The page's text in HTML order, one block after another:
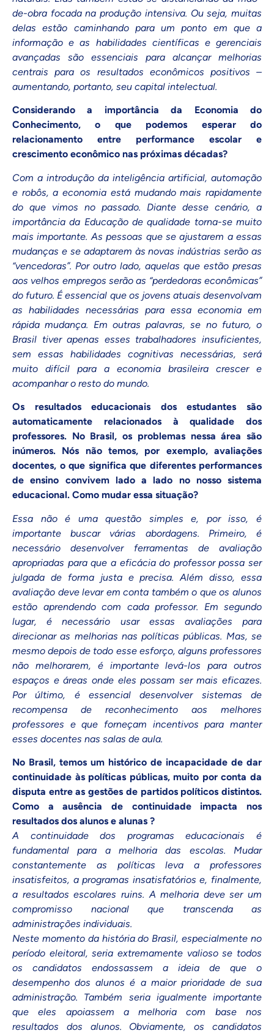
de-obra focada na produção intensiva. Ou seja, muitas
delas estão caminhando para um ponto em que a
informação e as habilidades científicas e gerenciais
avançadas são essenciais para alcançar melhorias
centrais para os resultados econômicos positivos –
aumentando, portanto, seu capital intelectual.
Considerando a importância da Economia do
Conhecimento, o que podemos esperar do
relacionamento entre performance escolar e
crescimento econômico nas próximas décadas?
Com a introdução da inteligência artificial, automação
e robôs, a economia está mudando mais rapidamente
do que vimos no passado. Diante desse cenário, a
importância da Educação de qualidade torna-se muito
mais importante. As pessoas que se ajustarem a essas
mudanças e se adaptarem às novas indústrias serão as
“vencedoras”. Por outro lado, aquelas que estão presas
aos velhos empregos serão as “perdedoras econômicas”
do futuro. É essencial que os jovens atuais desenvolvam
as habilidades necessárias para essa economia em
rápida mudança. Em outras palavras, se no futuro, o
Brasil tiver apenas esses trabalhadores insuficientes,
sem essas habilidades cognitivas necessárias, será
muito difícil para a economia brasileira crescer e
acompanhar o resto do mundo.
Os resultados educacionais dos estudantes são
automaticamente relacionados à qualidade dos
professores. No Brasil, os problemas nessa área são
inúmeros. Nós não temos, por exemplo, avaliações
docentes, o que significa que diferentes performances
de ensino convivem lado a lado no nosso sistema
educacional. Como mudar essa situação?
Essa não é uma questão simples e, por isso, é
importante buscar várias abordagens. Primeiro, é
necessário desenvolver ferramentas de avaliação
apropriadas para que a eficácia do professor possa ser
julgada de forma justa e precisa. Além disso, essa
avaliação deve levar em conta também o que os alunos
estão aprendendo com cada professor. Em segundo
lugar, é necessário usar essas avaliações para
direcionar as melhorias nas políticas públicas. Mas, se
mesmo depois de todo esse esforço, alguns professores
não melhorarem, é importante levá-los para outros
espaços e áreas onde eles possam ser mais eficazes.
Por último, é essencial desenvolver sistemas de
recompensa de reconhecimento aos melhores
professores e que forneçam incentivos para manter
esses docentes nas salas de aula.
No Brasil, temos um histórico de incapacidade de dar
continuidade às políticas públicas, muito por conta da
disputa entre as gestões de partidos políticos distintos.
Como a ausência de continuidade impacta nos
resultados dos alunos e alunas ?
A continuidade dos programas educacionais é
fundamental para a melhoria das escolas. Mudar
constantemente as políticas leva a professores
insatisfeitos, a programas insatisfatórios e, finalmente,
a resultados escolares ruins. A melhoria deve ser um
compromisso nacional que transcenda as
administrações individuais.
Neste momento da história do Brasil, especialmente no
período eleitoral, seria extremamente valioso se todos
os candidatos endossassem a ideia de que o
desempenho dos alunos é a maior prioridade de sua
administração. Também seria igualmente importante
que eles apoiassem a melhoria com base nos
resultados dos alunos. Obviamente, os candidatos